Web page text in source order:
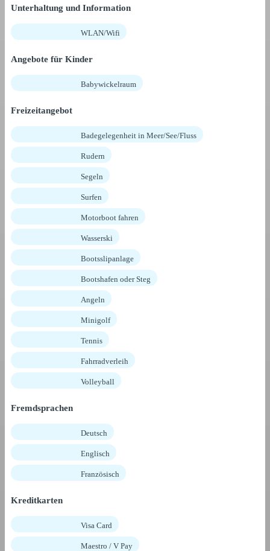
Unterhaltung und Information
WLAN/Wifi
Angebote für Kinder
Babywickelraum
Freizeitangebot
Badegelegenheit in Meer/See/Fluss
Rudern
Segeln
Surfen
Motorboot fahren
Wasserski
Bootsslipanlage
Bootshafen oder Steg
Angeln
Minigolf
Tennis
Fahrradverleih
Volleyball
Fremdsprachen
Deutsch
Englisch
Französisch
Kreditkarten
Visa Card
Maestro / V Pay